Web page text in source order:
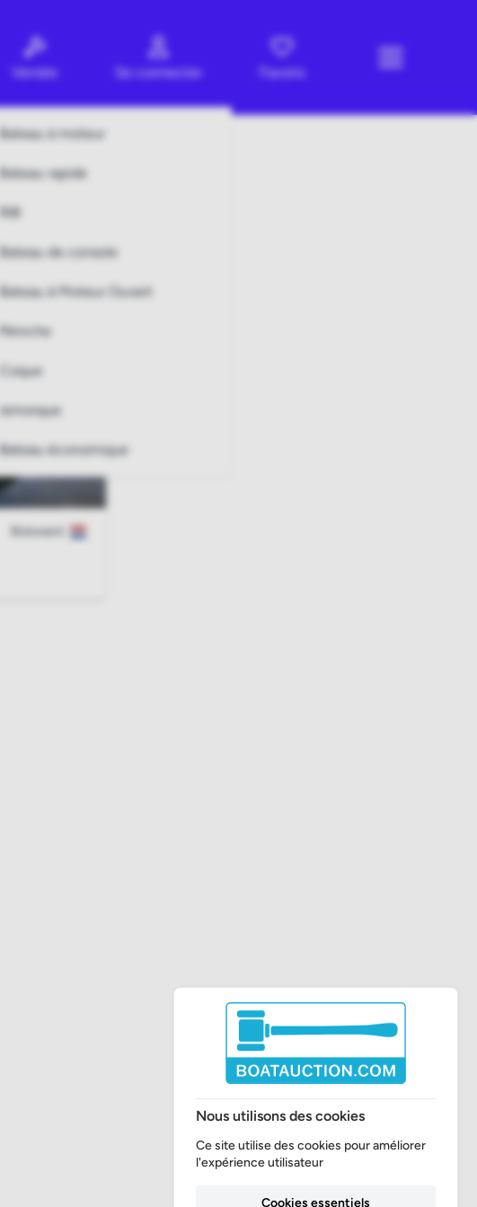
Bateau à moteur
Bateau rapide
RIB
Bateau de console
Bateau à Moteur Ouvert
Péniche
Coque
remorque
Bateau économique
Vendre Se connecter Favoris
Bolsward
Nous utilisons des cookies
Ce site utilise des cookies pour améliorer
l'expérience utilisateur
Cookies essentiels